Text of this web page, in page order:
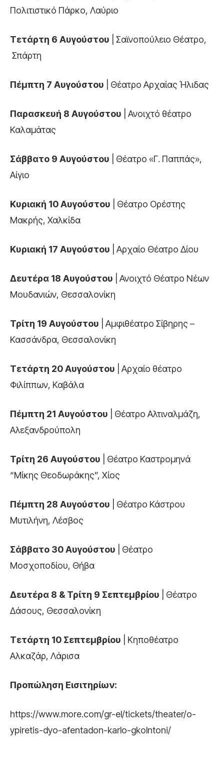
Πολιτιστικό Πάρκο, Λαύριο
Τετάρτη 6 Αυγούστου | Σαϊνοπούλειο Θέατρο,
Σπάρτη
Πέμπτη 7 Αυγούστου | Θέατρο Αρχαίας Ήλιδας
Παρασκευή 8 Αυγούστου | Ανοιχτό θέατρο
Καλαμάτας
Σάββατο 9 Αυγούστου | Θέατρο «Γ. Παππάς»,
Αίγιο
Κυριακή 10 Αυγούστου
| Θέατρο Ορέστης
Μακρής, Χαλκίδα
Κυριακή 17 Αυγούστου | Αρχαίο Θέατρο Δίου
Δευτέρα 18 Αυγούστου | Ανοιχτό Θέατρο Νέων
Μουδανιών, Θεσσαλονίκη
Τρίτη 19 Αυγούστου | Αμφιθέατρο Σίβηρης –
Κασσάνδρα, Θεσσαλονίκη
Τετάρτη 20 Αυγούστου | Αρχαίο θέατρο
Φιλίππων, Καβάλα
Πέμπτη 21 Αυγούστου | Θέατρο Αλτιναλμάζη,
Αλεξανδρούπολη
Τρίτη 26 Αυγούστου | Θέατρο Καστρομηνά
“Μίκης Θεοδωράκης”, Χίος
Πέμπτη 28 Αυγούστου
| Θέατρο Κάστρου
Μυτιλήνη, Λέσβος
Σάββατο 30 Αυγούστου | Θέατρο
Μοσχοποδίου, Θήβα
Δευτέρα 8 & Τρίτη 9 Σεπτεμβρίου
| Θέατρο
Δάσους, Θεσσαλονίκη
Τετάρτη 10 Σεπτεμβρίου
| Κηποθέατρο
Αλκαζάρ, Λάρισα
Προπώληση Εισιτηρίων:
https://www.more.com/gr-el/tickets/theater/o-
ypiretis-dyo-afentadon-karlo-gkolntoni/